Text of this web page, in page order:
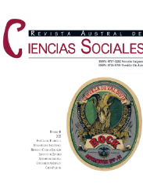
Barra
lateral
del